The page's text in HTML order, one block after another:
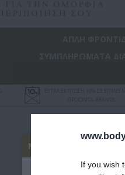
If you wish
ΑΠΛΗ
ΣΥΜΠΛΗΡΩΜΑΤΑ
EXTRA ΕΚΠΤΩΣΗ 10% ΣΕ
ΠΡΟΪΟΝΤΑ-BRANDS
ΜΗΝ ΦΎΓΕΙΣ ΧΩΡΊΣ ΤΟ